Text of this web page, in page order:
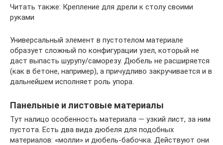
Читать также: Крепление для дрели к столу своими
руками
Универсальный элемент в пустотелом материале
образует сложный по конфигурации узел, который не
даст выпасть шурупу/саморезу. Дюбель не расширяется
(как в бетоне, например), а причудливо закручивается и в
дальнейшем исполняет роль упора.
Панельные и листовые материалы
Тут налицо особенность материала — узкий лист, за ним
пустота. Есть два вида дюбеля для подобных
материалов: «молли» и дюбель-бабочка. Действуют они